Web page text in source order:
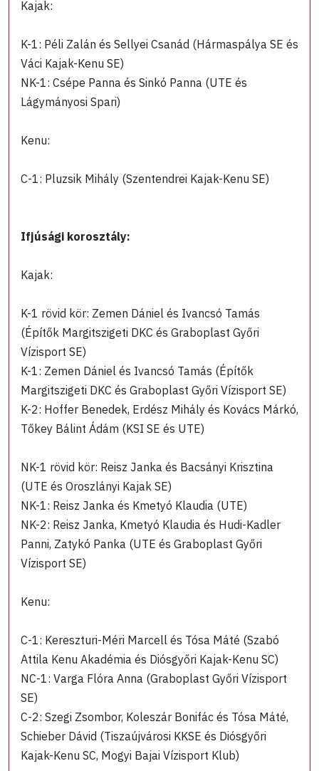
Kajak:
K-1: Péli Zalán és Sellyei Csanád (Hármaspálya SE és
Váci Kajak-Kenu SE)
NK-1: Csépe Panna és Sinkó Panna (UTE és
Lágymányosi Spari)
Kenu:
C-1: Pluzsik Mihály (Szentendrei Kajak-Kenu SE)
Ifjúsági korosztály:
Kajak:
K-1 rövid kör: Zemen Dániel és Ivancsó Tamás
(Építők Margitszigeti DKC és Graboplast Győri
Vízisport SE)
K-1: Zemen Dániel és Ivancsó Tamás (Építők
Margitszigeti DKC és Graboplast Győri Vízisport SE)
K-2: Hoffer Benedek, Erdész Mihály és Kovács Márkó,
Tőkey Bálint Ádám (KSI SE és UTE)
NK-1 rövid kör: Reisz Janka és Bacsányi Krisztina
(UTE és Oroszlányi Kajak SE)
NK-1: Reisz Janka és Kmetyó Klaudia (UTE)
NK-2: Reisz Janka, Kmetyó Klaudia és Hudi-Kadler
Panni, Zatykó Panka (UTE és Graboplast Győri
Vízisport SE)
Kenu:
C-1: Kereszturi-Méri Marcell és Tósa Máté (Szabó
Attila Kenu Akadémia és Diósgyőri Kajak-Kenu SC)
NC-1: Varga Flóra Anna (Graboplast Győri Vízisport
SE)
C-2: Szegi Zsombor, Koleszár Bonifác és Tósa Máté,
Schieber Dávid (Tiszaújvárosi KKSE és Diósgyőri
Kajak-Kenu SC, Mogyi Bajai Vízisport Klub)